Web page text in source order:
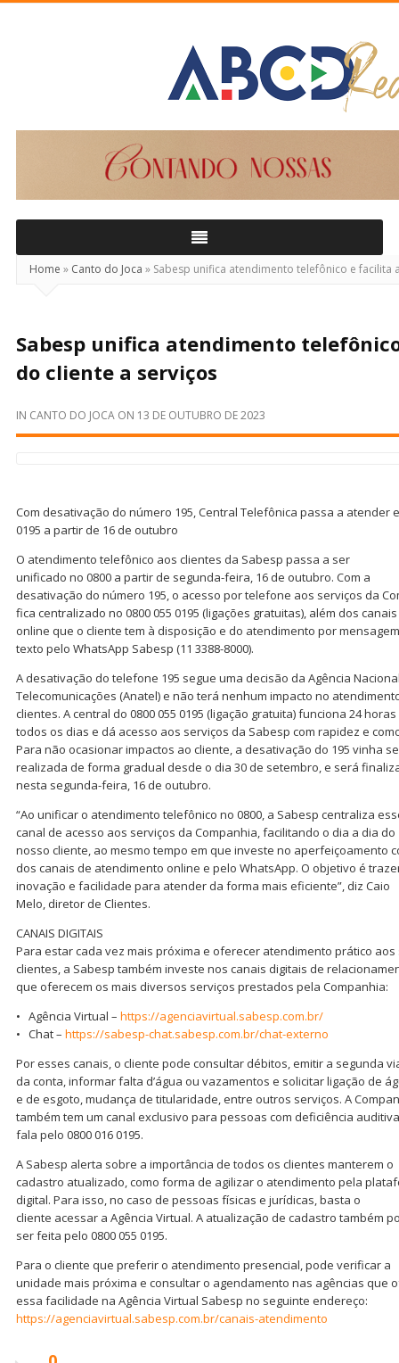
Home » Canto do Joca » Sabesp unifica atendimento telefônico e facilita
Sabesp unifica atendimento
do cliente a serviços
IN CANTO DO JOCA ON 13 DE OUTUBRO DE 2023
Com desativação do número 195, Central Telefônica passa a atender
0195 a partir de 16 de outubro
O atendimento telefônico aos clientes da Sabesp passa a ser
unificado no 0800 a partir de segunda-feira, 16 de outubro. Com a
desativação do número 195, o acesso por telefone aos serviços da
fica centralizado no 0800 055 0195 (ligações gratuitas), além dos canais
online que o cliente tem à disposição e do atendimento por
texto pelo WhatsApp Sabesp (11 3388-8000).
A desativação do telefone 195 segue uma decisão da Agência
Telecomunicações (Anatel) e não terá nenhum impacto no
clientes. A central do 0800 055 0195 (ligação gratuita) funciona 24 horas
todos os dias e dá acesso aos serviços da Sabesp com rapidez e
Para não ocasionar impactos ao cliente, a desativação do 195 vinha
realizada de forma gradual desde o dia 30 de setembro, e será
nesta segunda-feira, 16 de outubro.
“Ao unificar o atendimento telefônico no 0800, a Sabesp centraliza
canal de acesso aos serviços da Companhia, facilitando o dia a dia do
nosso cliente, ao mesmo tempo em que investe no aperfeiçoamento
dos canais de atendimento online e pelo WhatsApp. O objetivo é
inovação e facilidade para atender da forma mais eficiente”, diz Caio
Melo, diretor de Clientes.
CANAIS DIGITAIS
Para estar cada vez mais próxima e oferecer atendimento prático aos
clientes, a Sabesp também investe nos canais digitais de
que oferecem os mais diversos serviços prestados pela Companhia:
• Agência Virtual – https://agenciavirtual.sabesp.com.br/
• Chat – https://sabesp-chat.sabesp.com.br/chat-externo
Por esses canais, o cliente pode consultar débitos, emitir a segunda
da conta, informar falta d’água ou vazamentos e solicitar ligação de
e de esgoto, mudança de titularidade, entre outros serviços. A
também tem um canal exclusivo para pessoas com deficiência
fala pelo 0800 016 0195.
A Sabesp alerta sobre a importância de todos os clientes manterem o
cadastro atualizado, como forma de agilizar o atendimento pela
digital. Para isso, no caso de pessoas físicas e jurídicas, basta o
cliente acessar a Agência Virtual. A atualização de cadastro também
ser feita pelo 0800 055 0195.
Para o cliente que preferir o atendimento presencial, pode verificar a
unidade mais próxima e consultar o agendamento nas agências que
essa facilidade na Agência Virtual Sabesp no seguinte endereço:
https://agenciavirtual.sabesp.com.br/canais-atendimento